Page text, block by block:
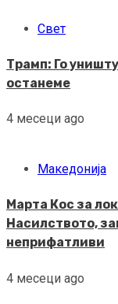
Свет
Трамп: Го
останеме
4 месеци ago
Македонија
Марта Кос за
Насилството,
неприфатливи
4 месеци ago